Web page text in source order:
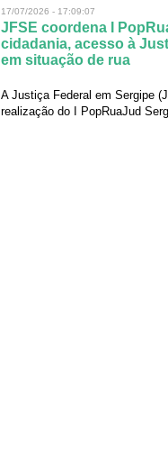
17/07/2026 - 17:09:07
JFSE coordena I
cidadania, acesso à
em situação de rua
A Justiça Federal em Sergipe
realização do I PopRuaJud